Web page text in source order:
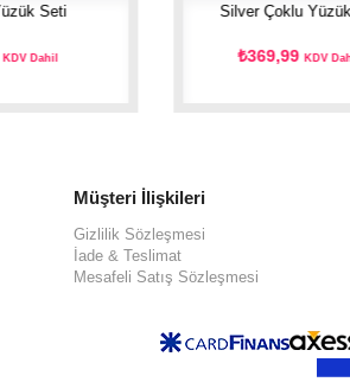
Seti
Dahil
Silver Çoklu Yüzük
₺369,99KDV Dahil
Müşteri İlişkileri
Gizlilik Sözleşmesi
İade & Teslimat
Mesafeli Satış Sözleşmesi